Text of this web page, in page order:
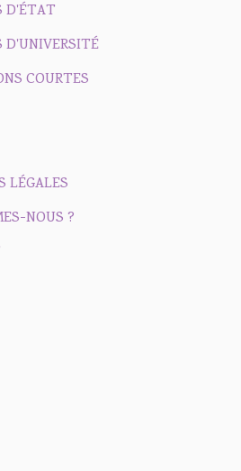
D'ÉTAT
D'UNIVERSITÉ
COURTES
LÉGALES
NOUS ?